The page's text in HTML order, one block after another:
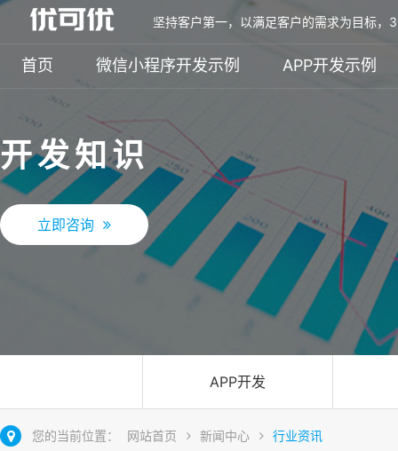
坚持客户第一，以满足客户的需求为目标
首页 微信小程序开发示例 APP开发示例
开发知识
立即咨询
APP开发
您的当前位置： 网站首页 新闻中心 行业资讯